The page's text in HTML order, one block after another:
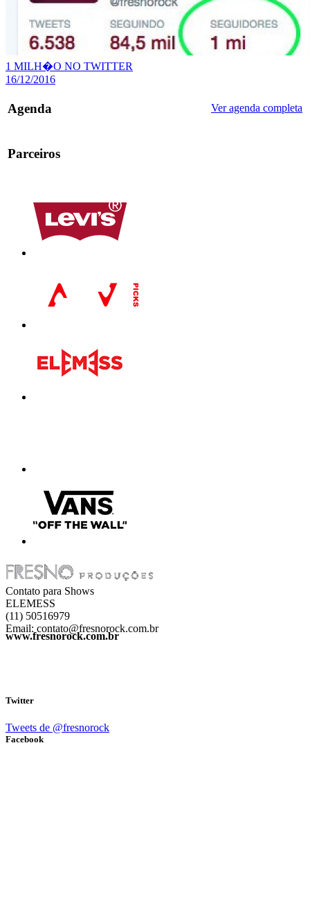
1 MILH�O NO TWITTER
16/12/2016
Agenda Ver agenda completa
Parceiros
Contato para Shows
ELEMESS
(11) 50516979
Email: contato@fresnorock.com.br
www.fresnorock.com.br
Twitter
Tweets de @fresnorock
Facebook